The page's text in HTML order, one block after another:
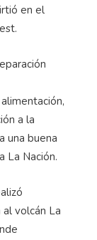
en el
a la
una buena
La Nación.
volcán La